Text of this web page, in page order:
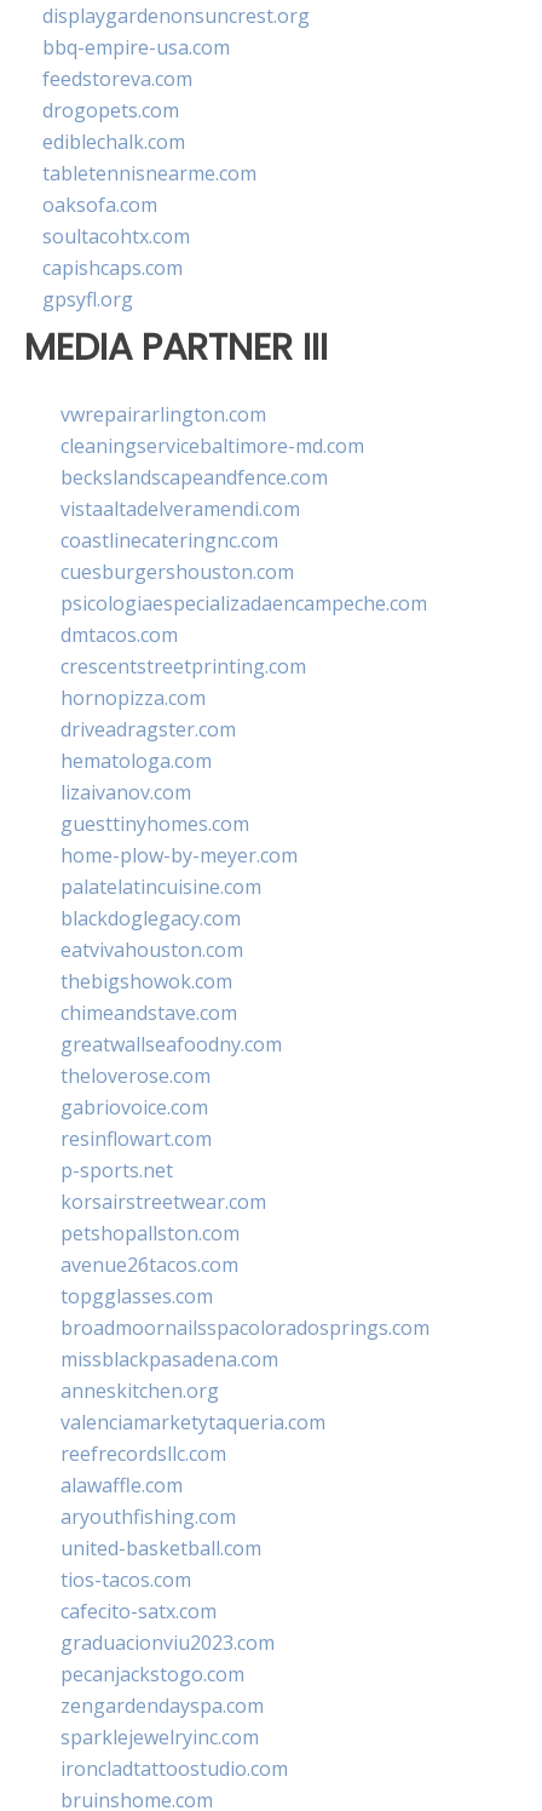
displaygardenonsuncrest.org
bbq-empire-usa.com
feedstoreva.com
drogopets.com
ediblechalk.com
tabletennisnearme.com
oaksofa.com
soultacohtx.com
capishcaps.com
gpsyfl.org
MEDIA PARTNER III
vwrepairarlington.com
cleaningservicebaltimore-md.com
beckslandscapeandfence.com
vistaaltadelveramendi.com
coastlinecateringnc.com
cuesburgershouston.com
psicologiaespecializadaencampeche.com
dmtacos.com
crescentstreetprinting.com
hornopizza.com
driveadragster.com
hematologa.com
lizaivanov.com
guesttinyhomes.com
home-plow-by-meyer.com
palatelatincuisine.com
blackdoglegacy.com
eatvivahouston.com
thebigshowok.com
chimeandstave.com
greatwallseafoodny.com
theloverose.com
gabriovoice.com
resinflowart.com
p-sports.net
korsairstreetwear.com
petshopallston.com
avenue26tacos.com
topgglasses.com
broadmoornailsspacoloradosprings.com
missblackpasadena.com
anneskitchen.org
valenciamarketytaqueria.com
reefrecordsllc.com
alawaffle.com
aryouthfishing.com
united-basketball.com
tios-tacos.com
cafecito-satx.com
graduacionviu2023.com
pecanjackstogo.com
zengardendayspa.com
sparklejewelryinc.com
ironcladtattoostudio.com
bruinshome.com